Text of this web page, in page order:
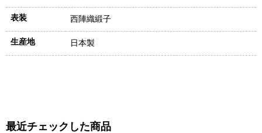
表装 西陣織緞子
生産地 日本製
最近チェックした商品